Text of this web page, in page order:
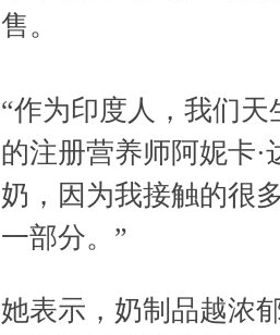
售。
“作为印度人，我们
的注册营养师阿妮卡
奶，因为我接触的很
一部分。”
她表示，奶制品越浓